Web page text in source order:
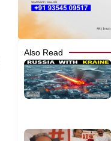
Also Read